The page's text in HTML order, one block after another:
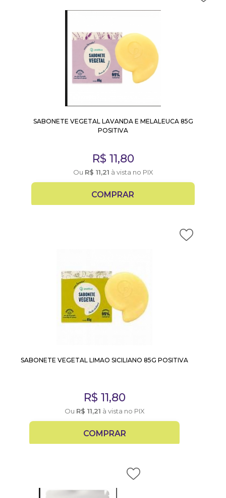
SABONETE VEGETAL LAVANDA E MELALEUCA 85G
POSITIVA
R$ 11,80
Ou R$ 11,21 à vista no PIX
COMPRAR
SABONETE VEGETAL LIMAO SICILIANO 85G POSITIVA
R$ 11,80
Ou R$ 11,21 à vista no PIX
COMPRAR